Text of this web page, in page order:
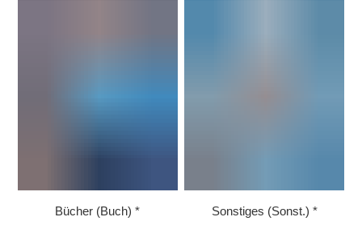
Bücher (Buch) Sonstiges (Sonst.)